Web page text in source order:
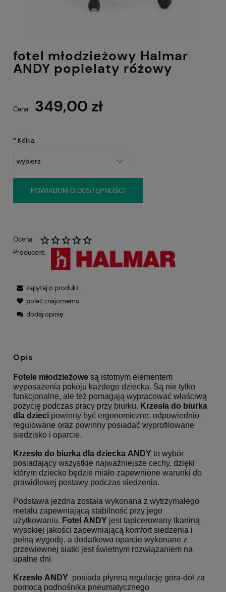
fotel młodzieżowy Halmar
ANDY popielaty różowy
Cena: 349,00 zł
* Kółka:
POWIADOM O DOSTĘPNOŚCI
Ocena:
Producent:
zapytaj o produkt
poleć znajomemu
dodaj opinię
Opis
Fotele młodzieżowe są istotnym elementem
wyposażenia pokoju każdego dziecka. Są nie tylko
funkcjonalne, ale też pomagają wypracować właściwą
pozycję podczas pracy przy biurku. Krzesła do biurka
dla dzieci powinny być ergonomiczne, odpowiednio
regulowane oraz powinny posiadać wyprofilowane
siedzisko i oparcie.
Krzesło do biurka dla dziecka ANDY to wybór
posiadający wszystkie najważniejsze cechy, dzięki
którym dziecko będzie miało zapewnione warunki do
prawidłowej postawy podczas siedzenia.
Podstawa jezdna została wykonana z wytrzymałego
metalu zapewniającą stabilność przy jego
użytkowaniu. Fotel ANDY jest tapicerowany tkaniną
wysokiej jakości zapewniającą komfort siedzenia i
pełną wygodę, a dodatkowo oparcie wykonane z
przewiewnej siatki jest świetnym rozwiązaniem na
upalne dni
Krzesło ANDY posiada płynną regulację góra-dół za
pomocą podnośnika pneumatycznego